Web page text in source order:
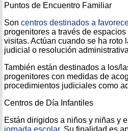
Puntos de Encuentro Familiar
Son centros destinados a
progenitores a través de
visitas. Actúan cuando se ha roto
judicial o resolución
También están destinados a los/
progenitores con medidas de
procedimientos judiciales como
Centros de Día Infantiles
Están dirigidos a niños y niñas y
jornada escolar. Su finalidad es